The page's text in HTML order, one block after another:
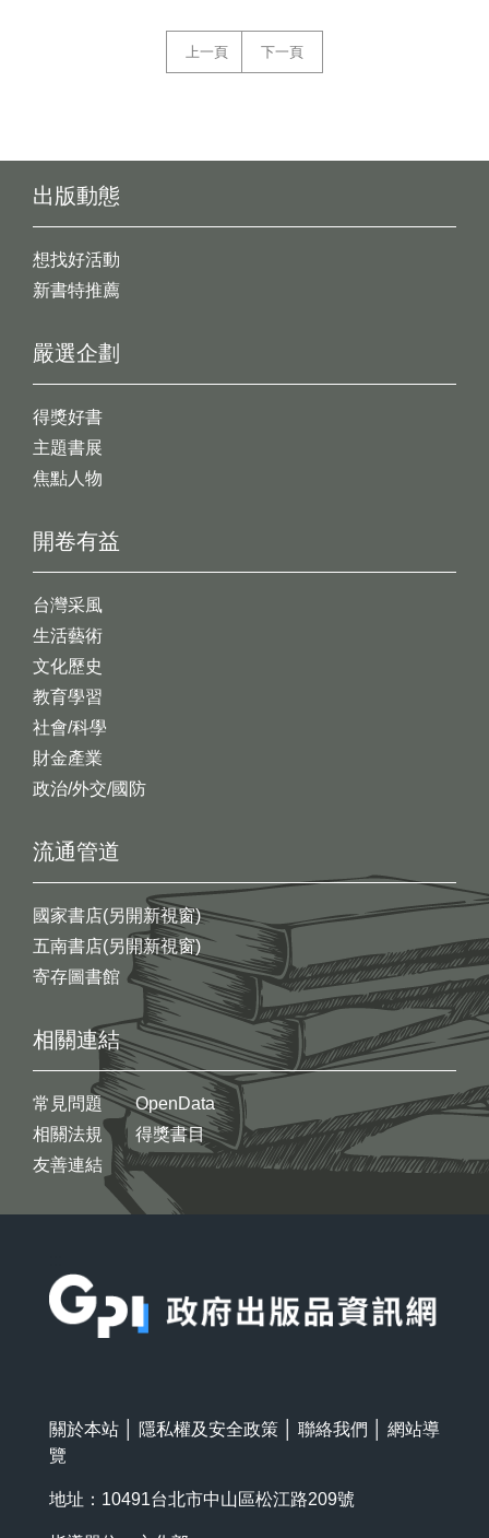
上一頁 下一頁
出版動態
想找好活動
新書特推薦
開卷有益
台灣采風
生活藝術
文化歷史
教育學習
社會/科學
財金產業
政治/外交/國防
嚴選企劃
得獎好書
主題書展
焦點人物
流通管道
國家書店(另開新視窗)
五南書店(另開新視窗)
寄存圖書館
相關連結
常見問題
相關法規
友善連結
OpenData
得獎書目
關於本站 隱私權及安全政策 聯絡我們
網站導
覽
地址：10491台北市中山區松江路209號